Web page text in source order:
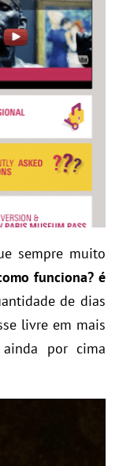
sempre muito
funciona? é
de dias
livre em mais
por cima